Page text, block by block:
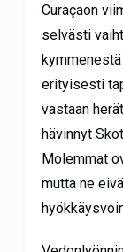
Curaçaon
selvästi
erityisesti
vastaan
hävinnyt
Molemmat
mutta ne